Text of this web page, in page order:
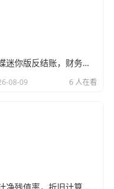
在电视剧里那种：穿
翻文件，签签字,然后
金蝶迷你版反结账，财务人月底加班的救命稻草与职业操守的博弈
08-09 6 人在看
预计净残值率，折旧计算背后的隐形推手与企业利润的调节阀